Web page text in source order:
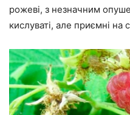
рожеві, з незначним
кислуваті, але приємні на